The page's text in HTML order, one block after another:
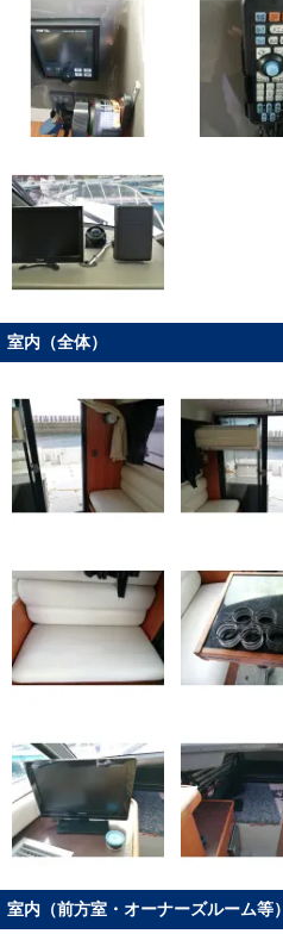
室内（全体）
室内（前方室・オーナーズルーム等）